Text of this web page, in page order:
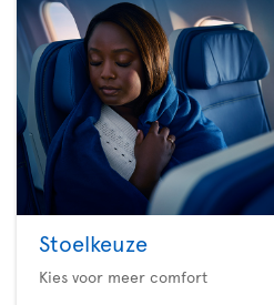
Stoelkeuze
Kies voor meer comfort